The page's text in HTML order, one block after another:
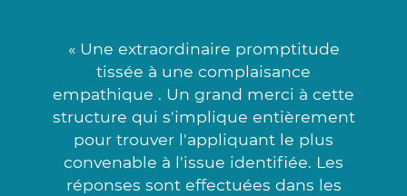
« Une extraordinaire promptitude
tissée à une complaisance
empathique . Un grand merci à cette
structure qui s'implique entièrement
pour trouver l'appliquant le plus
convenable à l'issue identifiée. Les
réponses sont effectuées dans les